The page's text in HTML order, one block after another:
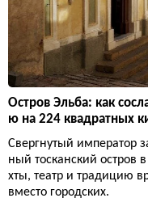
Остров Эльба: как
ю на 224 квадратных
Свергнутый император
ный тосканский остров
хты, театр и традицию
вместо городских.